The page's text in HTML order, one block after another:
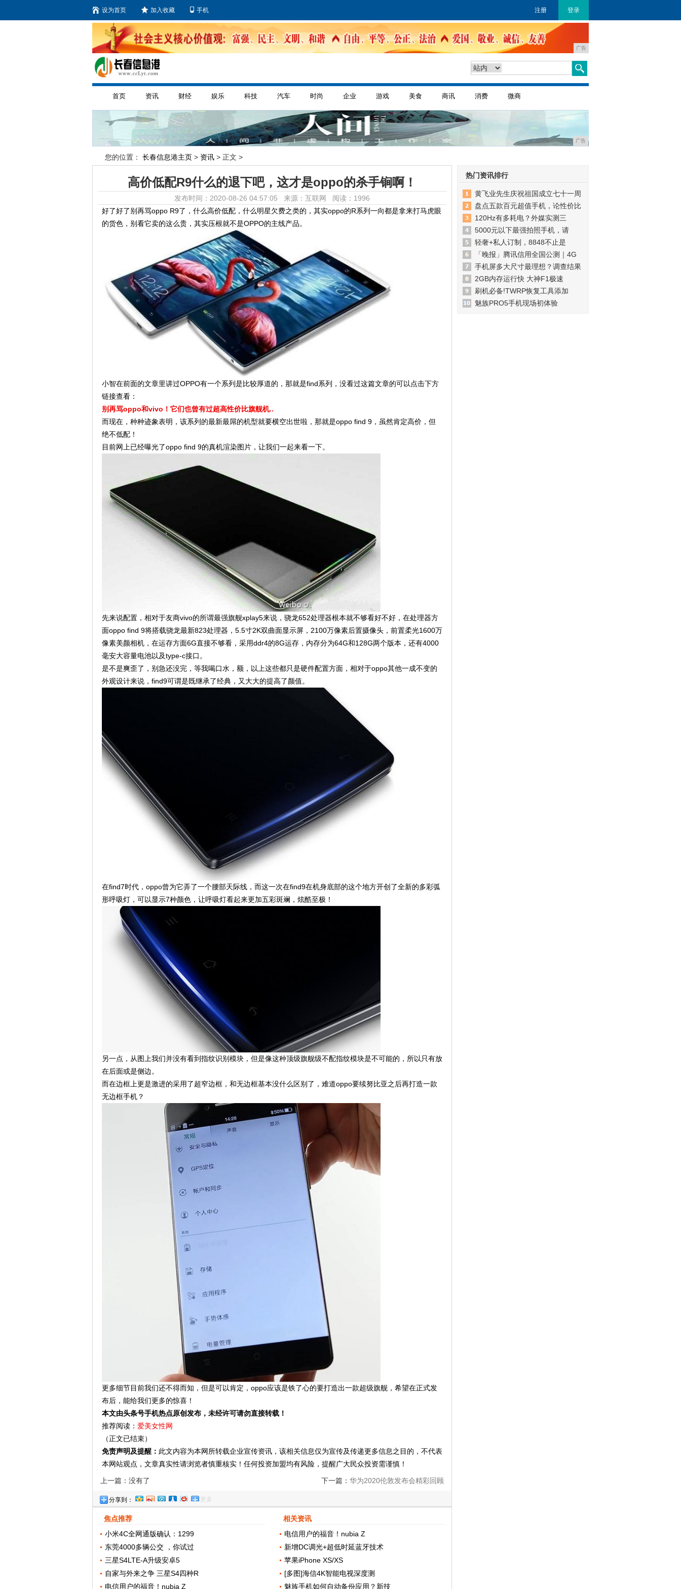
设为首页 加入收藏 手机 注册 登录
广告
首页 资讯 财经 娱乐 科技 汽车 时尚 企业 游戏 美食 商讯 消费 微商
广告
您的位置： 长春信息港主页 > 资讯 > 正文 >
高价低配R9什么的退下吧，这才是oppo的杀手锏啊！
发布时间：2020-08-26 04:57:05 来源：互联网 阅读：1996
好了好了别再骂oppo R9了，什么高价低配，什么明星欠费之类的，其实oppo的R系列一向都是拿来打马虎眼
的货色，别看它卖的这么贵，其实压根就不是OPPO的主线产品。
小智在前面的文章里讲过OPPO有一个系列是比较厚道的，那就是find系列，没看过这篇文章的可以点击下方
链接查看：
别再骂oppo和vivo！它们也曾有过超高性价比旗舰机..
而现在，种种迹象表明，该系列的最新最屌的机型就要横空出世啦，那就是oppo find 9，虽然肯定高价，但
绝不低配！
目前网上已经曝光了oppo find 9的真机渲染图片，让我们一起来看一下。
先来说配置，相对于友商vivo的所谓最强旗舰xplay5来说，骁龙652处理器根本就不够看好不好，在处理器方
面oppo find 9将搭载骁龙最新823处理器，5.5寸2K双曲面显示屏，2100万像素后置摄像头，前置柔光1600万
像素美颜相机，在运存方面6G直接不够看，采用ddr4的8G运存，内存分为64G和128G两个版本，还有4000
毫安大容量电池以及type-c接口。
是不是爽歪了，别急还没完，等我喝口水，额，以上这些都只是硬件配置方面，相对于oppo其他一成不变的
外观设计来说，find9可谓是既继承了经典，又大大的提高了颜值。
在find7时代，oppo曾为它弄了一个腰部天际线，而这一次在find9在机身底部的这个地方开创了全新的多彩弧
形呼吸灯，可以显示7种颜色，让呼吸灯看起来更加五彩斑斓，炫酷至极！
另一点，从图上我们并没有看到指纹识别模块，但是像这种顶级旗舰级不配指纹模块是不可能的，所以只有放
在后面或是侧边。
而在边框上更是激进的采用了超窄边框，和无边框基本没什么区别了，难道oppo要续努比亚之后再打造一款
无边框手机？
更多细节目前我们还不得而知，但是可以肯定，oppo应该是铁了心的要打造出一款超级旗舰，希望在正式发
布后，能给我们更多的惊喜！
本文由头条号手机热点原创发布，未经许可请勿直接转载！
推荐阅读： 爱美女性网
（正文已结束）
免责声明及提醒： 此文内容为本网所转载企业宣传资讯，该相关信息仅为宣传及传递更多信息之目的，不代表
本网站观点，文章真实性请浏览者慎重核实！任何投资加盟均有风险，提醒广大民众投资需谨慎！
上一篇：没有了 下一篇： 华为2020伦敦发布会精彩回顾
分享到： 更多
焦点推荐
小米4C全网通版确认：1299
东莞4000多辆公交 ，你试过
三星S4LTE-A升级安卓5
自家与外来之争 三星S4四种R
电信用户的福音！nubia Z
相关资讯
电信用户的福音！nubia Z
新增DC调光+超低时延蓝牙技术
苹果iPhone XS/XS
[多图]海信4K智能电视深度测
魅族手机如何自动备份应用？新技
热门资讯排行
黄飞业先生庆祝祖国成立七十一周
盘点五款百元超值手机，论性价比
120Hz有多耗电？外媒实测三
5000元以下最强拍照手机，请
轻奢+私人订制，8848不止是
「晚报」腾讯信用全国公测｜4G
手机屏多大尺寸最理想？调查结果
2GB内存运行快 大神F1极速
刷机必备!TWRP恢复工具添加
魅族PRO5手机现场初体验